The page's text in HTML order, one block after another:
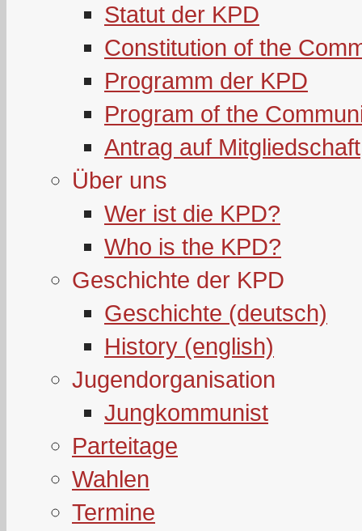
Statut der KPD
Constitution of the
Programm der KPD
Program of the
Antrag auf Mitgliedschaft
Über uns
Wer ist die KPD?
Who is the KPD?
Geschichte der KPD
Geschichte (deutsch)
History (english)
Jugendorganisation
Jungkommunist
Parteitage
Wahlen
Termine